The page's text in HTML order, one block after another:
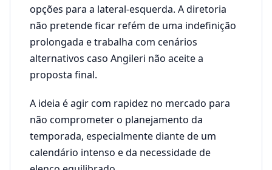
opções para a lateral‑esquerda. A diretoria
não pretende ficar refém de uma indefinição
prolongada e trabalha com cenários
alternativos caso Angileri não aceite a
proposta final.
A ideia é agir com rapidez no mercado para
não comprometer o planejamento da
temporada, especialmente diante de um
calendário intenso e da necessidade de